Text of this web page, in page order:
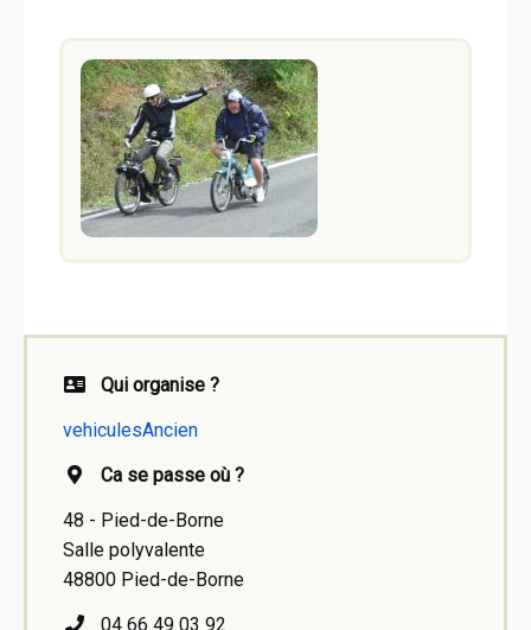
Qui organise ?
vehiculesAncien
Ca se passe où ?
48 - Pied-de-Borne
Salle polyvalente
48800 Pied-de-Borne
04 66 49 03 92